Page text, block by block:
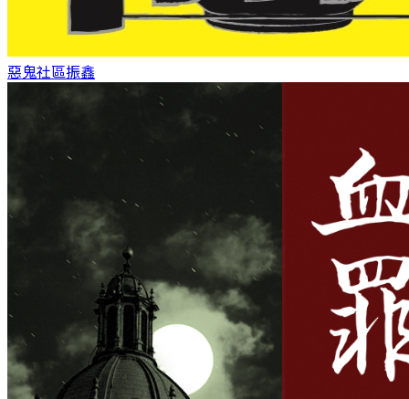
惡鬼社區振鑫